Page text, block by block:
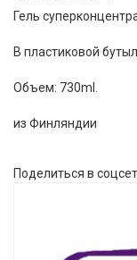
Гель
В пластиковой
Объем: 730ml.
из Финляндии
Поделиться в